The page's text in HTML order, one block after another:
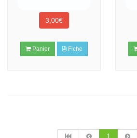
3,00€
Panier Fiche
1